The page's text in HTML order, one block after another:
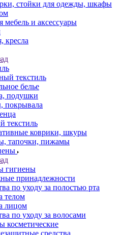
стойки для одежды, шкафы
мебель и аксессуары
кресла
текстиль
белье
подушки
покрывала
текстиль
коврики, шкуры
тапочки, пижамы
гигиены
принадлежности
по уходу за полостью рта
телом
лицом
по уходу за волосами
косметические
средства